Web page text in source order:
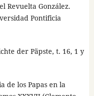
Revuelta González.
Pontificia
der Päpste, t. 16, 1 y
de los Papas en la